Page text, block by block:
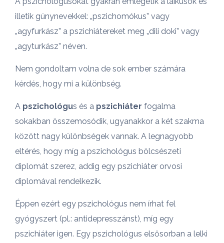
illetik gúnynevekkel: „pszichomókus” vagy
„agyfurkász” a pszichiátereket meg „dili doki” vagy
„agyturkász” néven.
Nem gondoltam volna de sok ember számára
kérdés, hogy mi a különbség.
A pszichológus és a pszichiáter fogalma
sokakban összemosódik, ugyanakkor a két szakma
között nagy különbségek vannak. A legnagyobb
eltérés, hogy míg a pszichológus bölcsészeti
diplomát szerez, addig egy pszichiáter orvosi
diplomával rendelkezik.
Éppen ezért egy pszichológus nem írhat fel
gyógyszert (pl.: antidepresszánst), míg egy
pszichiáter igen. Egy pszichológus elsősorban a lelki